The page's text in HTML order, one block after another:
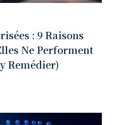
: 9 Raisons
Ne Performent
Remédier)